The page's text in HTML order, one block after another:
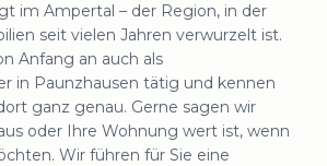
im Ampertal – der Region, in der
seit vielen Jahren verwurzelt ist.
Anfang an auch als
in Paunzhausen tätig und kennen
ganz genau. Gerne sagen wir
oder Ihre Wohnung wert ist, wenn
Wir führen für Sie eine